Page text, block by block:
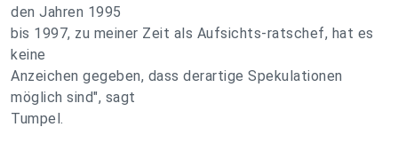
den Jahren 1995
bis 1997, zu meiner Zeit als Aufsichts-ratschef, hat es
keine
Anzeichen gegeben, dass derartige Spekulationen
möglich sind", sagt
Tumpel.